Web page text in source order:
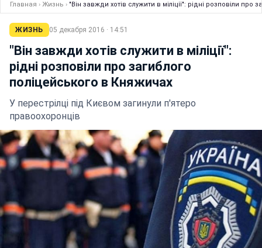
Главная › Жизнь › "Він завжди хотів служити в міліції": рідні розповіли
ЖИЗНЬ 05 декабря 2016 · 14:51
"Він завжди хотів служити в міліції":
рідні розповіли про загиблого
поліцейського в Княжичах
У перестрілці під Києвом загинули п'ятеро
правоохоронців